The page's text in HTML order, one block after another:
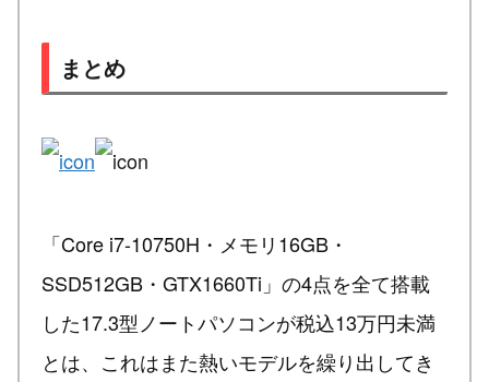
まとめ
「Core i7-10750H・メモリ16GB・
SSD512GB・GTX1660Ti」の4点を全て搭載
した17.3型ノートパソコンが税込13万円未満
とは、これはまた熱いモデルを繰り出してき